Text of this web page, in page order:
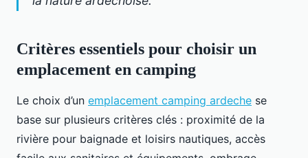
Critères essentiels pour choisir un
emplacement en camping
Le choix d’un emplacement camping ardeche se
base sur plusieurs critères clés : proximité de la
rivière pour baignade et loisirs nautiques, accès